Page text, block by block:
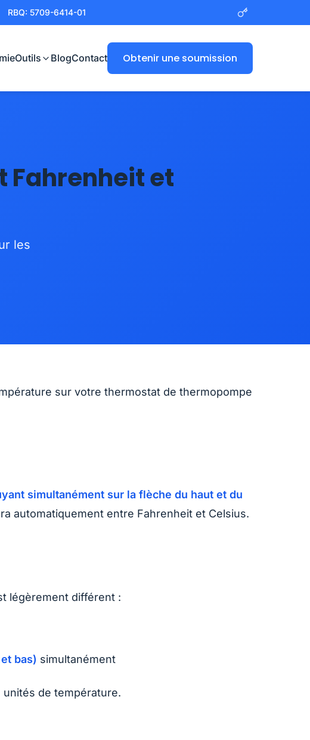
RBQ: 5709-6414-01
Outils BlogContact Obtenir une soumission
Fahrenheit et
les
sur votre thermostat de thermopompe
simultanément sur la flèche du haut et du
automatiquement entre Fahrenheit et Celsius.
légèrement différent :
bas) simultanément
de température.